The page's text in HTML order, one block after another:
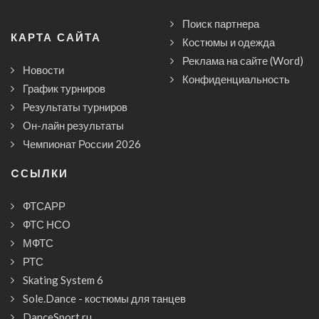
КАРТА САЙТА
Новости
График турниров
Результаты турниров
Он-лайн результаты
Чемпионат России 2026
Поиск партнера
Костюмы и одежда
Реклама на сайте (Word)
Конфиденциальность
CСЫЛКИ
ФТСАРР
ФТС НСО
МФТС
РТС
Skating System 6
Sole.Dance - костюмы для танцев